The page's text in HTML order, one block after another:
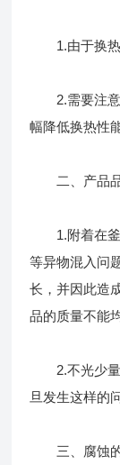
1.由于换热
2.需要注意
幅降低换热性能
二、产品品
1.附着在釜
等异物混入问
长，并因此造
品的质量不能
2.不光少量
旦发生这样的
三、腐蚀的